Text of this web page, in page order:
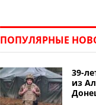
ПОПУЛЯРНЫЕ
39-
из